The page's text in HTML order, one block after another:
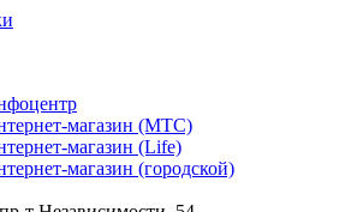
магазин (МТС)
магазин (Life)
магазин (городской)